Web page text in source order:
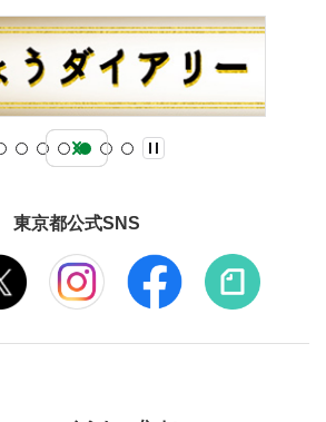
東京都公式SNS